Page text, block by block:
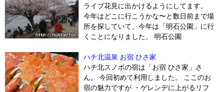
ライブ花見に出かけるようにしてます。
今年はどこに行こうかな〜と数日前まで場
所を探していて、今年は「明石公園」に行
くことになりました。 明石公園
ハチ北温泉 お宿 ひさ家
ハチ北スノボの宿は「お宿 ひさ家」さ
ん。 今回初めて利用しました。 ここのお
宿の魅力ですが ・ゲレンデに上がるリフ